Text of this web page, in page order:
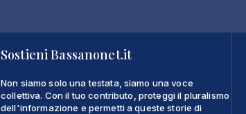
Sostieni Bassanonet.it
Non siamo solo una testata, siamo una voce
collettiva. Con il tuo contributo, proteggi il pluralismo
dell'informazione e permetti a queste storie di